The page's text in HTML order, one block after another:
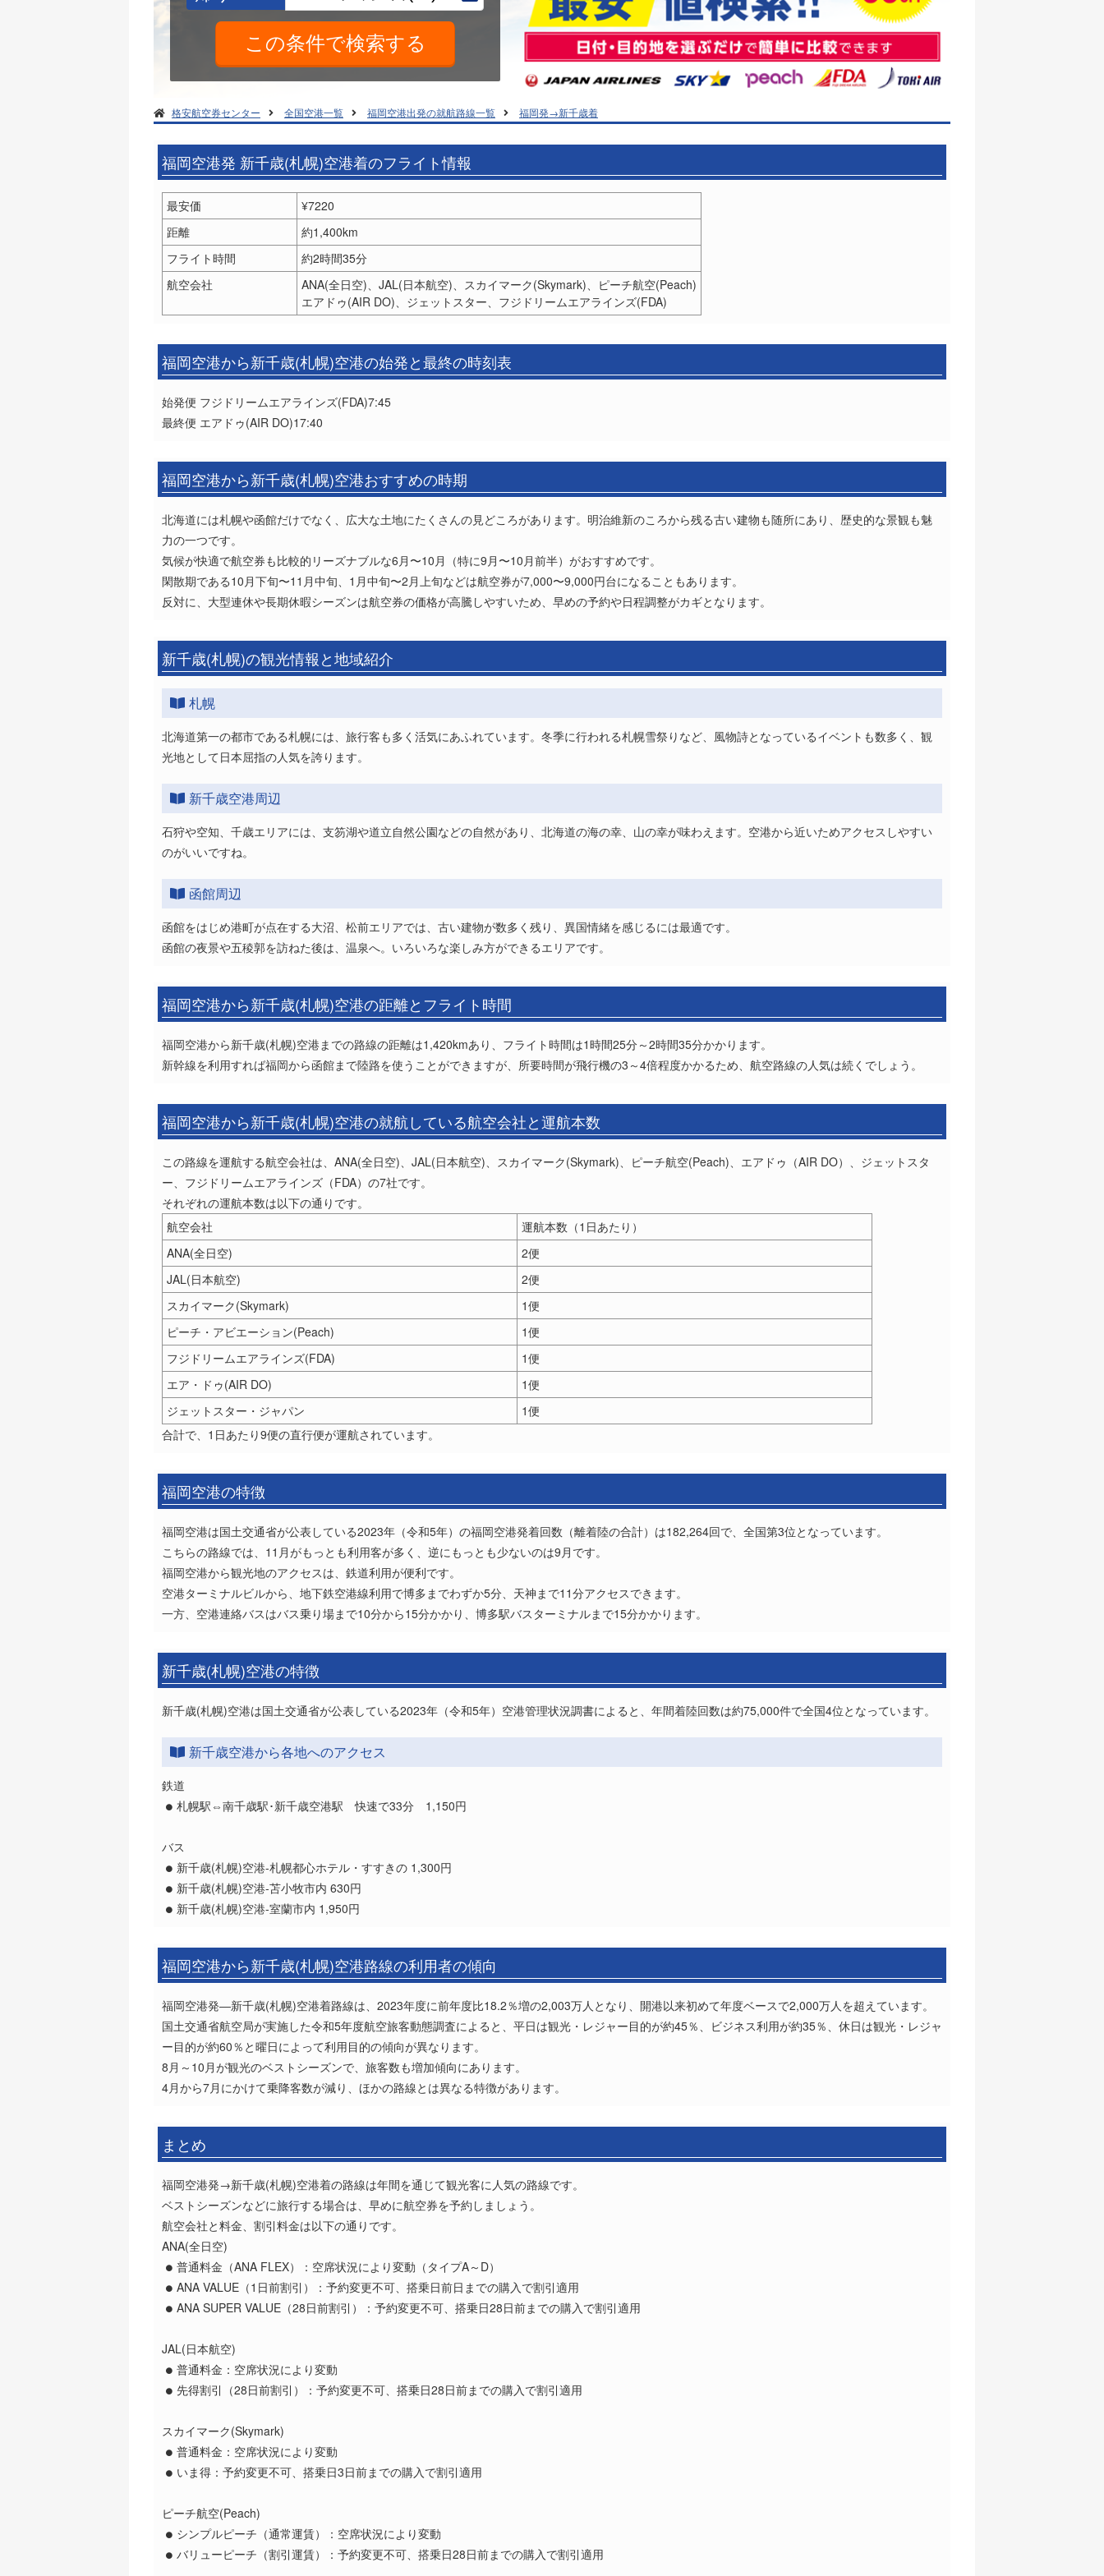
格安航空券センター 全国空港一覧 福岡空港出発の就航路線一覧 福岡発→新千歳着
福岡空港発 新千歳(札幌)空港着のフライト情報
最安価
¥7220
距離
約1,400km
フライト時間
約2時間35分
航空会社
ANA(全日空)、JAL(日本航空)、スカイマーク(Skymark)、ピーチ航空(Peach)
エアドゥ(AIR DO)、ジェットスター、フジドリームエアラインズ(FDA)
福岡空港から新千歳(札幌)空港の始発と最終の時刻表
始発便 フジドリームエアラインズ(FDA)7:45
最終便 エアドゥ(AIR DO)17:40
福岡空港から新千歳(札幌)空港おすすめの時期
北海道には札幌や函館だけでなく、広大な土地にたくさんの見どころがあります。明治維新のころから残る古い建物も随所にあり、歴史的な景観も魅
力の一つです。
気候が快適で航空券も比較的リーズナブルな6月〜10月（特に9月〜10月前半）がおすすめです。
閑散期である10月下旬〜11月中旬、1月中旬〜2月上旬などは航空券が7,000〜9,000円台になることもあります。
反対に、大型連休や長期休暇シーズンは航空券の価格が高騰しやすいため、早めの予約や日程調整がカギとなります。
新千歳(札幌)の観光情報と地域紹介
札幌
北海道第一の都市である札幌には、旅行客も多く活気にあふれています。冬季に行われる札幌雪祭りなど、風物詩となっているイベントも数多く、観
光地として日本屈指の人気を誇ります。
新千歳空港周辺
石狩や空知、千歳エリアには、支笏湖や道立自然公園などの自然があり、北海道の海の幸、山の幸が味わえます。空港から近いためアクセスしやすい
のがいいですね。
函館周辺
函館をはじめ港町が点在する大沼、松前エリアでは、古い建物が数多く残り、異国情緒を感じるには最適です。
函館の夜景や五稜郭を訪ねた後は、温泉へ。いろいろな楽しみ方ができるエリアです。
福岡空港から新千歳(札幌)空港の距離とフライト時間
福岡空港から新千歳(札幌)空港までの路線の距離は1,420kmあり、フライト時間は1時間25分～2時間35分かかります。
新幹線を利用すれば福岡から函館まで陸路を使うことができますが、所要時間が飛行機の3～4倍程度かかるため、航空路線の人気は続くでしょう。
福岡空港から新千歳(札幌)空港の就航している航空会社と運航本数
この路線を運航する航空会社は、ANA(全日空)、JAL(日本航空)、スカイマーク(Skymark)、ピーチ航空(Peach)、エアドゥ（AIR DO）、ジェットスタ
ー、フジドリームエアラインズ（FDA）の7社です。
それぞれの運航本数は以下の通りです。
航空会社
運航本数（1日あたり）
ANA(全日空)
2便
JAL(日本航空)
2便
スカイマーク(Skymark)
1便
ピーチ・アビエーション(Peach)
1便
フジドリームエアラインズ(FDA)
1便
エア・ドゥ(AIR DO)
1便
ジェットスター・ジャパン
1便
合計で、1日あたり9便の直行便が運航されています。
福岡空港の特徴
福岡空港は国土交通省が公表している2023年（令和5年）の福岡空港発着回数（離着陸の合計）は182,264回で、全国第3位となっています。
こちらの路線では、11月がもっとも利用客が多く、逆にもっとも少ないのは9月です。
福岡空港から観光地のアクセスは、鉄道利用が便利です。
空港ターミナルビルから、地下鉄空港線利用で博多までわずか5分、天神まで11分アクセスできます。
一方、空港連絡バスはバス乗り場まで10分から15分かかり、博多駅バスターミナルまで15分かかります。
新千歳(札幌)空港の特徴
新千歳(札幌)空港は国土交通省が公表している2023年（令和5年）空港管理状況調書によると、年間着陸回数は約75,000件で全国4位となっています。
新千歳空港から各地へのアクセス
鉄道
札幌駅⇔南千歳駅･新千歳空港駅 快速で33分 1,150円
バス
新千歳(札幌)空港-札幌都心ホテル・すすきの 1,300円
新千歳(札幌)空港-苫小牧市内 630円
新千歳(札幌)空港-室蘭市内 1,950円
福岡空港から新千歳(札幌)空港路線の利用者の傾向
福岡空港発―新千歳(札幌)空港着路線は、2023年度に前年度比18.2％増の2,003万人となり、開港以来初めて年度ベースで2,000万人を超えています。
国土交通省航空局が実施した令和5年度航空旅客動態調査によると、平日は観光・レジャー目的が約45％、ビジネス利用が約35％、休日は観光・レジャ
ー目的が約60％と曜日によって利用目的の傾向が異なります。
8月～10月が観光のベストシーズンで、旅客数も増加傾向にあります。
4月から7月にかけて乗降客数が減り、ほかの路線とは異なる特徴があります。
まとめ
福岡空港発→新千歳(札幌)空港着の路線は年間を通じて観光客に人気の路線です。
ベストシーズンなどに旅行する場合は、早めに航空券を予約しましょう。
航空会社と料金、割引料金は以下の通りです。
ANA(全日空)
普通料金（ANA FLEX）：空席状況により変動（タイプA～D）
ANA VALUE（1日前割引）：予約変更不可、搭乗日前日までの購入で割引適用
ANA SUPER VALUE（28日前割引）：予約変更不可、搭乗日28日前までの購入で割引適用
JAL(日本航空)
普通料金：空席状況により変動
先得割引（28日前割引）：予約変更不可、搭乗日28日前までの購入で割引適用
スカイマーク(Skymark)
普通料金：空席状況により変動
いま得：予約変更不可、搭乗日3日前までの購入で割引適用
ピーチ航空(Peach)
シンプルピーチ（通常運賃）：空席状況により変動
バリューピーチ（割引運賃）：予約変更不可、搭乗日28日前までの購入で割引適用